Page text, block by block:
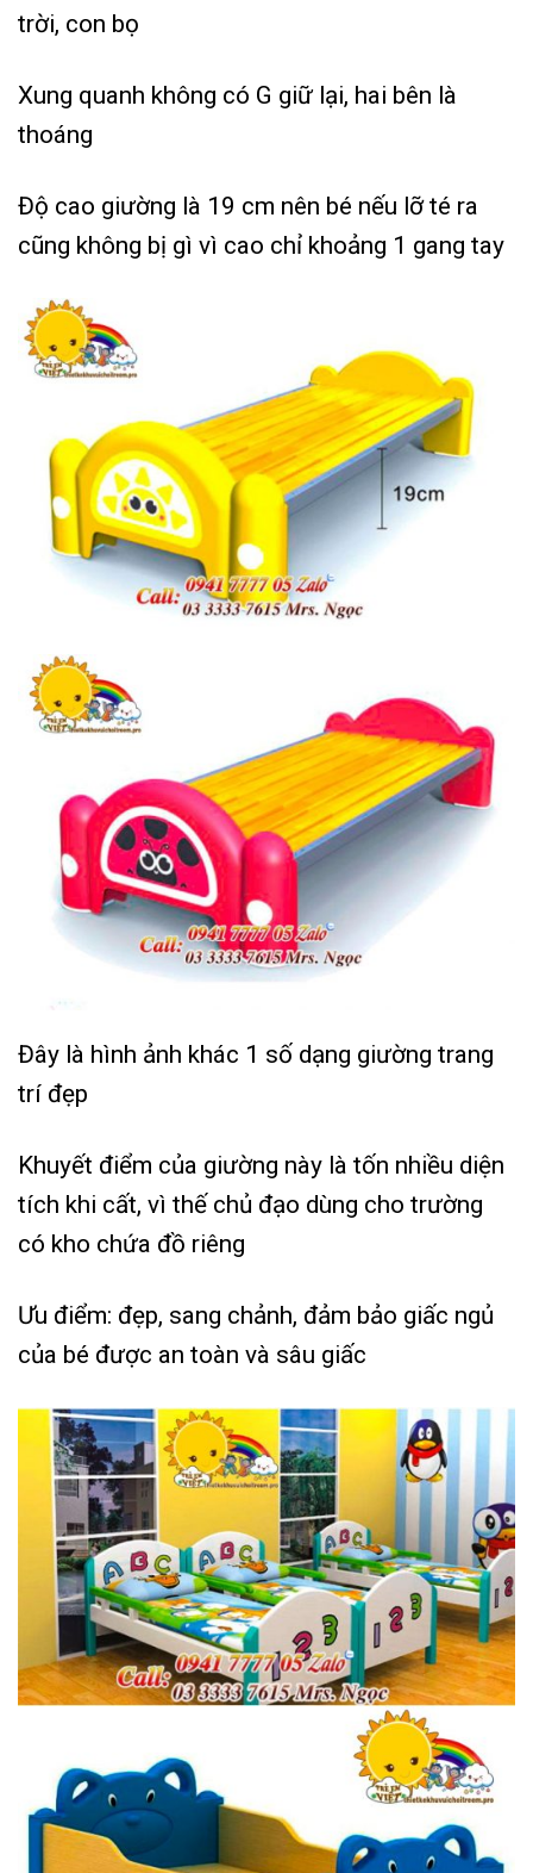
trời, con bọ
Xung quanh không có G giữ lại, hai bên là
thoáng
Độ cao giường là 19 cm nên bé nếu lỡ té ra
cũng không bị gì vì cao chỉ khoảng 1 gang tay
Đây là hình ảnh khác 1 số dạng giường trang
trí đẹp
Khuyết điểm của giường này là tốn nhiều diện
tích khi cất, vì thế chủ đạo dùng cho trường
có kho chứa đồ riêng
Ưu điểm: đẹp, sang chảnh, đảm bảo giấc ngủ
của bé được an toàn và sâu giấc